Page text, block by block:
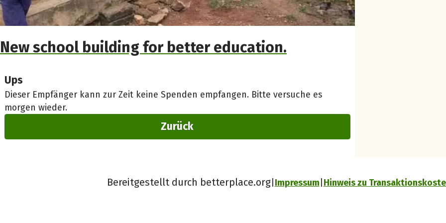
New school building for better education.
Ups
Dieser Empfänger kann zur Zeit keine Spenden empfangen. Bitte versuche es
morgen wieder.
Zurück
Bereitgestellt durch betterplace.org Impressum Hinweis zu